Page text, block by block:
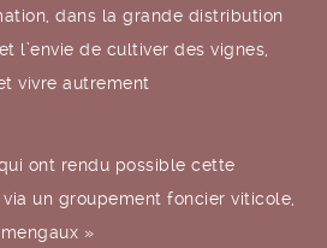
dans la grande distribution
l’envie de cultiver des vignes,
vivre autrement
ont rendu possible cette
un groupement foncier viticole,
»